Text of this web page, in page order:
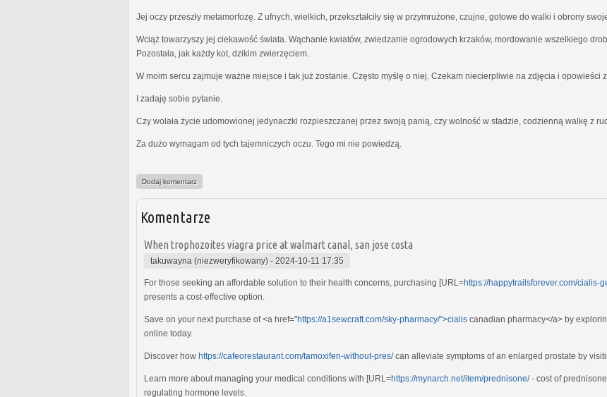
Jej oczy przeszły metamorfozę. Z ufnych, wielkich, przekształciły się w przymrużone, czujne, gotowe do walki i obrony
Wciąż towarzyszy jej ciekawość świata. Wąchanie kwiatów, zwiedzanie ogrodowych krzaków, mordowanie wszelkiego
Pozostała, jak każdy kot, dzikim zwierzęciem.
W moim sercu zajmuje ważne miejsce i tak już zostanie. Często myślę o niej. Czekam niecierpliwie na zdjęcia i opowieści
I zadaję sobie pytanie.
Czy wolała życie udomowionej jedynaczki rozpieszczanej przez swoją panią, czy wolność w stadzie, codzienną walkę z
Za dużo wymagam od tych tajemniczych oczu. Tego mi nie powiedzą.
Dodaj komentarz
Komentarze
When trophozoites viagra price at walmart canal, san jose costa
takuwayna (niezweryfikowany) - 2024-10-11 17:35
For those seeking an affordable solution to their health concerns, purchasing [URL=https://happytrailsforever.com/cialis-
presents a cost-effective option.
Save on your next purchase of <a href="https://a1sewcraft.com/sky-pharmacy/">cialis canadian pharmacy</a> by
online today.
Discover how https://cafeorestaurant.com/tamoxifen-without-pres/can alleviate symptoms of an enlarged prostate by
Learn more about managing your medical conditions with [URL=https://mynarch.net/item/prednisone/- cost of
regulating hormone levels.